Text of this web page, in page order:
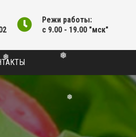
❅
Режи работы:
с 9.00 - 19.00 "мск"